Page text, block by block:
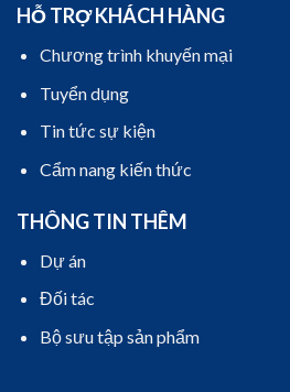
HỖ TRỢ KHÁCH HÀNG
Chương trình khuyến mại
Tuyển dụng
Tin tức sự kiện
Cẩm nang kiến thức
THÔNG TIN THÊM
Dự án
Đối tác
Bộ sưu tập sản phẩm